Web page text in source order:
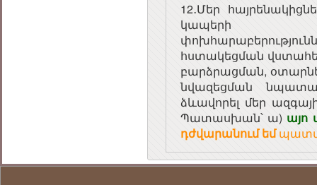
12․Մեր
կապերի
հստակեցման
բարձրացման,
նվազեցման
ձևավորել մեր
Պատասխան՝ ա) այո
դժվարանում եմ